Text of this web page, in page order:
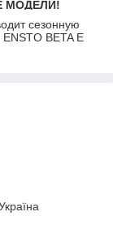
МОДЕЛИ!
сезонную
ENSTO BETA E